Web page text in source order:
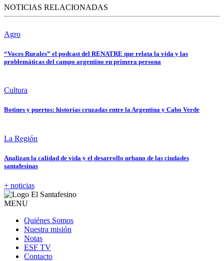
NOTICIAS RELACIONADAS
Agro
“Voces Rurales” el podcast del RENATRE que relata la vida y las
problemáticas del campo argentino en primera persona
Cultura
Botines y puertos: historias cruzadas entre la Argentina y Cabo Verde
La Región
Analizan la calidad de vida y el desarrollo urbano de las ciudades
santafesinas
+ noticias
MENU
Quiénes Somos
Nuestra misión
Notas
ESF TV
Contacto